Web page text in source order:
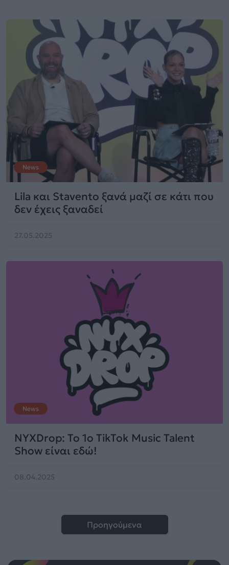
News
Lila και Stavento ξανά μαζί σε κάτι που
δεν έχεις ξαναδεί
27.05.2025
News
NYXDrop: Το 1ο TikTok Music Talent
Show είναι εδώ!
08.04.2025
Προηγούμενα